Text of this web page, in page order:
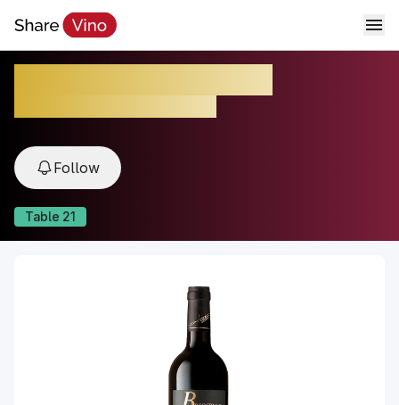
Follow
Table 21